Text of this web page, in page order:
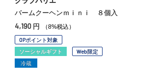
バームクーヘンｍｉｎｉ ８個入
4,190 円 （8%税込）
在庫：○
OPポイント対象
ソーシャルギフト
Web限定
冷蔵